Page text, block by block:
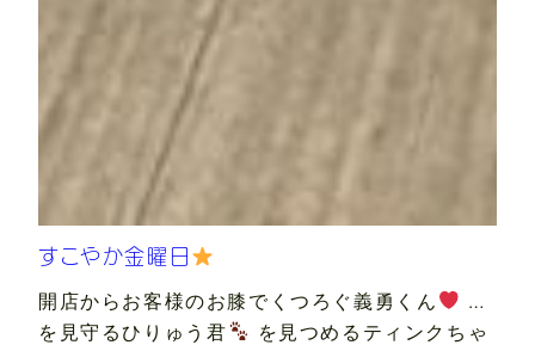
すこやか金曜日
開店からお客様のお膝でくつろぐ義勇くん
…
を見守るひりゅう君
を見つめるティンクちゃ